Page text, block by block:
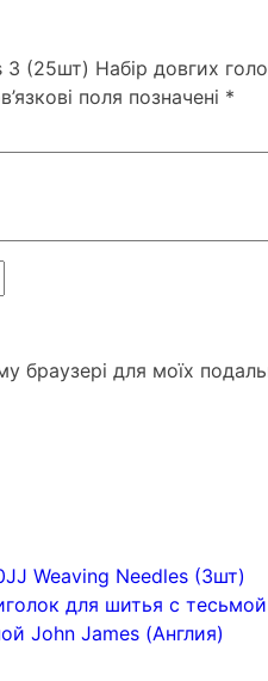
(25шт) Набір довгих
поля позначені *
браузері для моїх